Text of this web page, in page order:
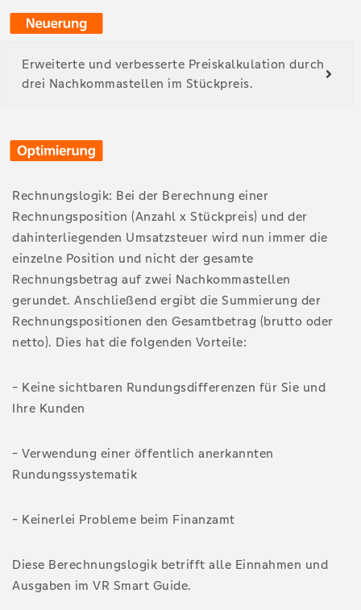
Erweiterte und verbesserte Preiskalkulation durch
drei Nachkommastellen im Stückpreis.
Rechnungslogik: Bei der Berechnung einer
Rechnungsposition (Anzahl x Stückpreis) und der
dahinterliegenden Umsatzsteuer wird nun immer die
einzelne Position und nicht der gesamte
Rechnungsbetrag auf zwei Nachkommastellen
gerundet. Anschließend ergibt die Summierung der
Rechnungspositionen den Gesamtbetrag (brutto oder
netto). Dies hat die folgenden Vorteile:
- Keine sichtbaren Rundungsdifferenzen für Sie und
Ihre Kunden
- Verwendung einer öffentlich anerkannten
Rundungssystematik
- Keinerlei Probleme beim Finanzamt
Diese Berechnungslogik betrifft alle Einnahmen und
Ausgaben im VR Smart Guide.